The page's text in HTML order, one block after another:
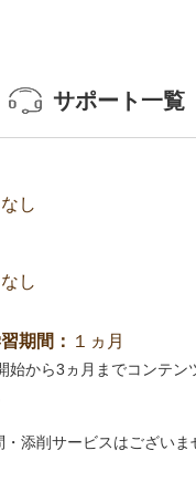
サポート一覧
なし
なし
期間： １ヵ月
始から3ヵ月までコンテン
添削サービスはございま